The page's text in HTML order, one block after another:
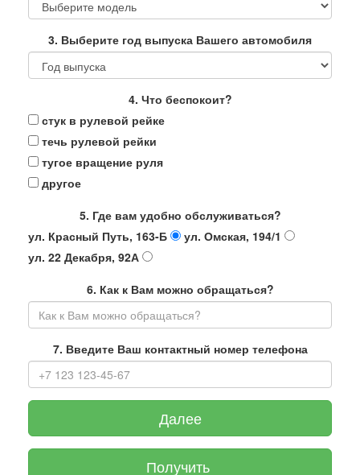
3. Выберите год выпуска Вашего автомобиля
4. Что беспокоит?
стук в рулевой рейке
течь рулевой рейки
тугое вращение руля
другое
5. Где вам удобно обслуживаться?
ул. Красный Путь, 163-Б
ул. Омская, 194/1
ул. 22 Декабря, 92А
6. Как к Вам можно обращаться?
7. Введите Ваш контактный номер телефона
Далее
Получить